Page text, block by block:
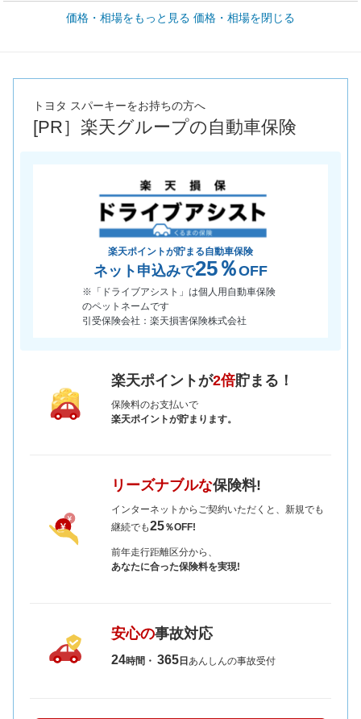
車買取価格 *
車買取相場
全国平均の車検価格 *
楽天Car車検で
*当該価格は車種別の価格となります。
価格・相場をもっと見る 価格・相場を閉じる
トヨタ スパーキーをお持ちの方へ
[PR］楽天グループの自動車保険
楽天ポイントが貯まる自動車保険
ネット申込みで25％OFF
※「ドライブアシスト」は個人用自動車保険
のペットネームです
引受保険会社：楽天損害保険株式会社
楽天ポイントが2倍貯まる！
保険料のお支払いで
楽天ポイントが貯まります。
リーズナブルな保険料!
インターネットからご契約いただくと、新規でも
継続でも25％OFF!
前年走行距離区分から、
あなたに合った保険料を実現!
安心の事故対応
24時間・365日あんしんの事故受付